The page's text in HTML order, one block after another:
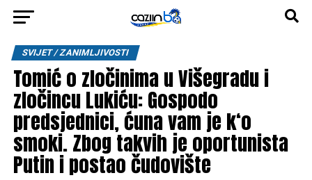
SVIJET / ZANIMLJIVOSTI
Tomić o zločinima u Višegradu i
zločincu Lukiću: Gospodo
predsjednici, ćuna vam je k‘o
smoki. Zbog takvih je oportunista
Putin i postao čudovište